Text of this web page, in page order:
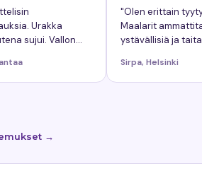
Urakka
sujui. Vallon
projekti,
"Olen erittain
Maalarit
ystävällisiä ja
Sirpa, Helsinki
→